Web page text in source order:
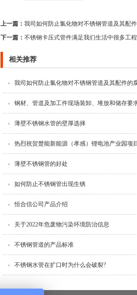
上一篇： 我司如何防止氯化物对不锈钢管道及其配
下一篇： 不锈钢卡压式管件满足我们生活中很多工
相关推荐
我司如何防止氯化物对不锈钢管道及其配件的
钢材、管道及加工件现场装卸、堆放和储存要
薄壁不锈钢水管的壁厚选择
热烈祝贺楚能新能源（孝感）锂电池产业园项
薄壁不锈钢管的好处
如何防止不锈钢管出现生锈
恒合信公司产品介绍
关于2022年危废物污染环境防治信息
不锈钢管道的产品标准
不锈钢水管在扩口时为什么会破裂?